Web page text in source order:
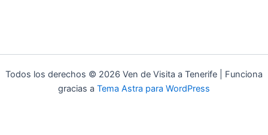
Todos los derechos © 2026 Ven de Visita a Tenerife | Funciona
gracias a Tema Astra para WordPress